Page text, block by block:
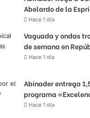
Abelardo de la
Hace 1 día
Vaguada y ondas
de semana en
Hace 1 día
Abinader entrega
programa
Hace 1 día